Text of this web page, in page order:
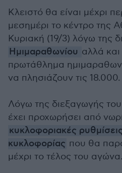
Κλειστό θα είναι μέχρι
μεσημέρι το κέντρο της
Κυριακή (19/3) λόγω της
Ημιμαραθωνίου αλλά
πρωτάθλημα
να πλησιάζουν τις 18.000.
Λόγω της διεξαγωγής
έχει προχωρήσει από
κυκλοφοριακές ρυθμίσεις
κυκλοφορίας που θα
μέχρι το τέλος του αγώνα.